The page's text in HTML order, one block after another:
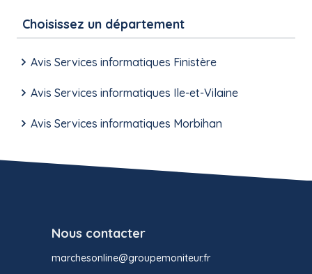
Choisissez un département
Avis Services informatiques Finistère
Avis Services informatiques Ile-et-Vilaine
Avis Services informatiques Morbihan
Nous contacter
marchesonline@groupemoniteur.fr